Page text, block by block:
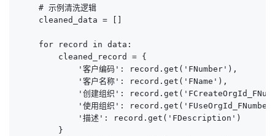
    # 示例清洗逻辑
    cleaned_data = []
    for record in data:
        cleaned_record = {
            '客户编码': record.get('FNumber'),
            '客户名称': record.get('FName'),
'创建组织':
'使用组织':
            '描述': record.get('FDescription')
        }